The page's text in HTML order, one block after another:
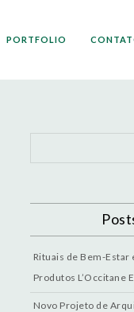
PORTFOLIO
Rituais de Bem-Estar
Produtos L’Occitane
Novo Projeto de